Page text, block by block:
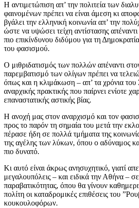
Η αντιμετώπιση απ’ την πολιτεία των
φαινομένων πρέπει να είναι άμεση κι
βγάλει την ελληνική κοινωνία απ’ την
ώστε να υψώσει τείχη αντίστασης
πιο επικίνδυνου διδύμου για τη
του φασισμού.
Ο μιθριδατισμός των πολλών απέναντι
παρεμβατισμό των ολίγων πρέπει να
όπως και η κλιμάκωση – απ’ τα χρόνια
αναρχικής πρακτικής που παίρνει ενίοτε
επαναστατικής αστικής βίας.
Η ανοχή μας στον αναρχισμό και τον
προς το παρόν τη σημαία του μετά την
πέρασε ήδη σε πολλά τμήματα της
της αγέλης των λύκων, όπου ο αδύναμος
πιο δυνατό.
Κι αυτό είναι άκρως ανησυχητικό, γιατί
μεγαλουπόλεις – και ειδικά την Αθήνα –
παραβατικότητας, όπου θα γίνουν
πολίτη οι καταδρομικές επιθέσεις του
κουκουλοφόρων.